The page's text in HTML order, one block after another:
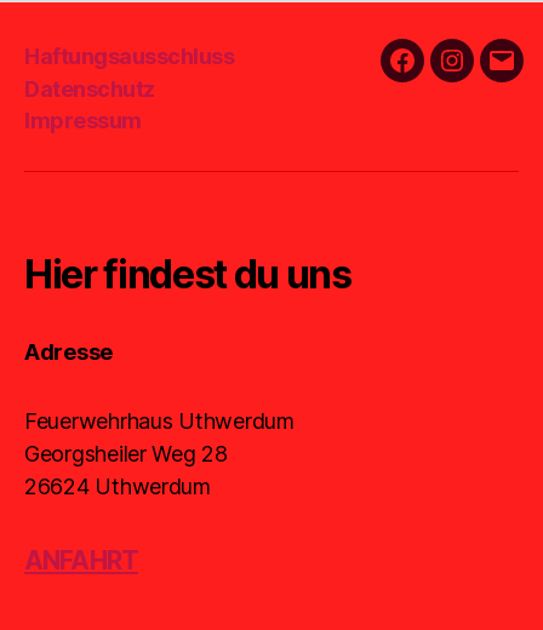
Haftungsausschluss
Datenschutz
Impressum
FacebookE-
Hier findest du uns
Adresse
Feuerwehrhaus Uthwerdum
Georgsheiler Weg 28
26624 Uthwerdum
ANFAHRT